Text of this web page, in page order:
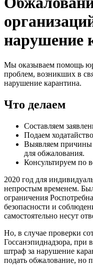
нарушение
Мы оказываем помощь
проблем, возникших в
нарушение карантина.
Что делаем
Составляем
Подаем
Выявляем
для обжалования.
Консультируем по
2020 год для
непростым временем.
ограничения
безопасности и
самостоятельно несут
Но, в случае проверки
Госсанэпиднадзора,
штраф за нарушение
подать обжалование, но